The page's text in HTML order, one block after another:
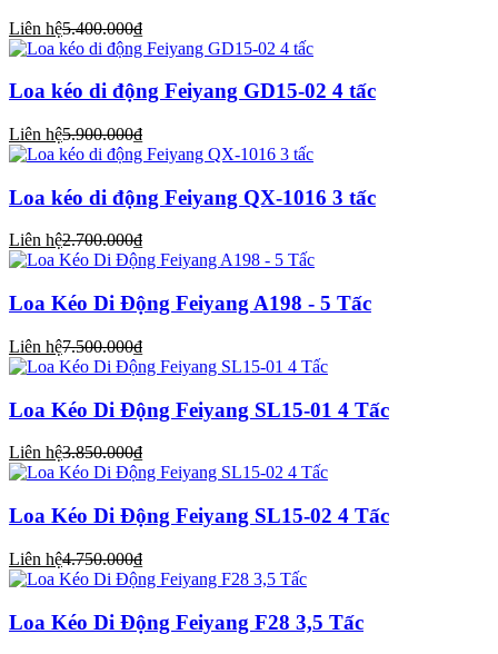
Liên hệ5.400.000₫
Loa kéo di động Feiyang GD15-02 4 tấc
Liên hệ5.900.000₫
Loa kéo di động Feiyang QX-1016 3 tấc
Liên hệ2.700.000₫
Loa Kéo Di Động Feiyang A198 - 5 Tấc
Liên hệ7.500.000₫
Loa Kéo Di Động Feiyang SL15-01 4 Tấc
Liên hệ3.850.000₫
Loa Kéo Di Động Feiyang SL15-02 4 Tấc
Liên hệ4.750.000₫
Loa Kéo Di Động Feiyang F28 3,5 Tấc